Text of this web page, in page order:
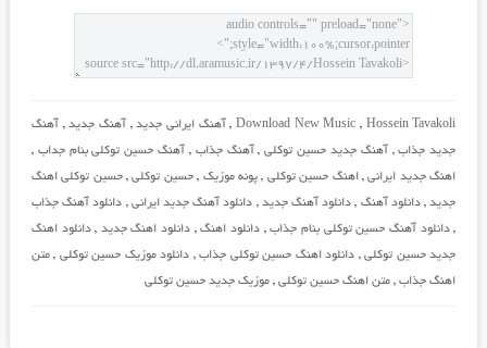
Download New Music , Hossein Tavakoli
, آهنگ ایرانی جدید, آهنگ جدید, آهنگ
جدید جذاب, آهنگ جدید حسین توکلی, آهنگ جذاب , آهنگ حسین توکلی بنام جداب ,
اهنگ جدید ایرانی,اهنگ حسین توکلی , پونه موزیک ,حسین توکلی,حسین توکلی اهنگ
جدید,دانلود آهنگ , دانلود آهنگ جدید , دانلود آهنگ جدید ایرانی , دانلود آهنگ جذاب
,دانلود آهنگ حسین توکلی بنام جذاب, دانلود اهنگ, دانلود اهنگ جدید ,دانلود اهنگ
جدید حسین توکلی, دانلود اهنگ حسین توکلی جذاب, دانلود موزیک حسین توکلی ,متن
اهنگ جذاب, متن اهنگ حسین توکلی, موزیک جدید حسین توکلی